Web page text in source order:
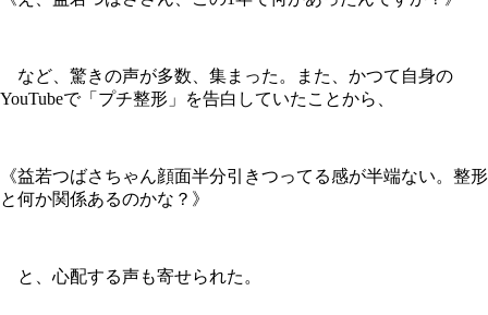
など、驚きの声が多数、集まった。また、かつて自身の
YouTubeで「プチ整形」を告白していたことから、
《益若つばさちゃん顔面半分引きつってる感が半端ない。整形
と何か関係あるのかな？》
と、心配する声も寄せられた。